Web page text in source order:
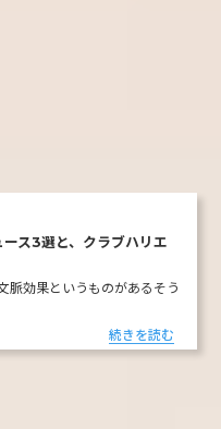
ス3選と、クラブハリエ
脈効果というものがあるそう
続きを読む